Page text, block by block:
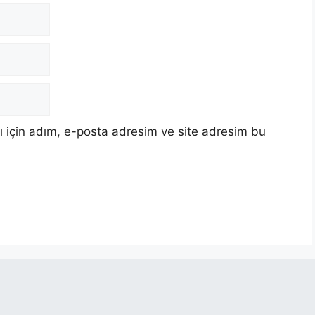
için adım, e-posta adresim ve site adresim bu